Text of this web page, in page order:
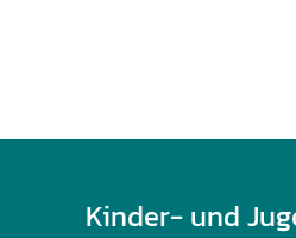
Kinder- und